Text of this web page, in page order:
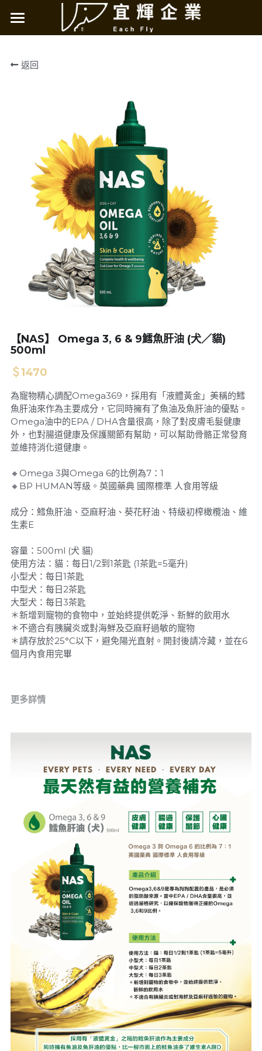
烘焙客天然糧
極光無穀天然糧
LOHAS肉嗨吃
店鋪資訊
新北
台北
桃園
基隆 宜蘭 花蓮
苗栗
台中
南投 彰化
雲林 嘉義
台南
高雄
搜索
返回
【NAS】 Omega 3, 6 & 9鱈魚肝油 (犬／貓)
500ml
＄1470
為寵物精心調配Omega369，採用有「液體黃金」美稱的鱈
魚肝油來作為主要成分，它同時擁有了魚油及魚肝油的優點。
Omega油中的EPA / DHA含量很高，除了對皮膚毛髮健康
外，也對腸道健康及保護關節有幫助，可以幫助骨骼正常發育
並維持消化道健康。
🔸Omega 3與Omega 6的比例為7：1
🔸BP HUMAN等級。英國藥典 國際標準 人食用等級
成分：鱈魚肝油、亞麻籽油、葵花籽油、特級初榨橄欖油、維
生素E
容量：500ml (犬 貓)
使用方法：貓：每日1/2到1茶匙 (1茶匙=5毫升)
小型犬：每日1茶匙
中型犬：每日2茶匙
大型犬：每日3茶匙
＊新增到寵物的食物中，並始終提供乾淨、新鮮的飲用水
＊不適合有胰臟炎或對海鮮及亞麻籽過敏的寵物
＊請存放於25°C以下，避免陽光直射。開封後請冷藏，並在6
個月內食用完畢
更多詳情
商品分類
所有商品分類